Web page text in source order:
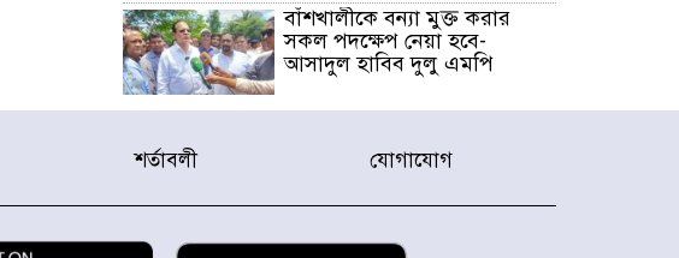
বাঁশখালীকে বন্যা মুক্ত করার
সকল পদক্ষেপ নেয়া হবে-
আসাদুল হাবিব দুলু এমপি
বিদ্যুৎ-জ্বালানি খাতে অস্থিরতা
টাইফুন ‘ডলফিনের’ আঘাতে
শর্তাবলী যোগাযোগ